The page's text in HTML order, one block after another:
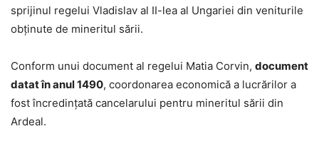
sprijinul regelui Vladislav al II-lea al Ungariei din veniturile
obţinute de mineritul sării.
Conform unui document al regelui Matia Corvin, document
datat în anul 1490, coordonarea economică a lucrărilor a
fost încredinţată cancelarului pentru mineritul sării din
Ardeal.